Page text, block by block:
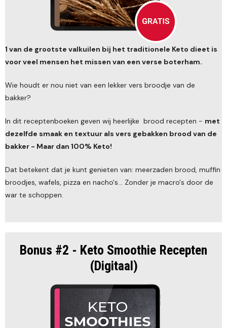
1 van de grootste valkuilen bij het traditionele Keto dieet is
voor veel mensen het missen van een verse boterham.
Wie houdt er nou niet van een lekker vers broodje van de
bakker?
In dit receptenboeken geven wij heerlijke brood recepten - met
dezelfde smaak en textuur als vers gebakken brood van de
bakker - Maar dan 100% Keto!
Dat betekent dat je kunt genieten van: meerzaden brood, muffin
broodjes, wafels, pizza en nacho's... Zonder je macro's door de
war te schoppen.
Bonus #2 - Keto Smoothie Recepten
(Digitaal)